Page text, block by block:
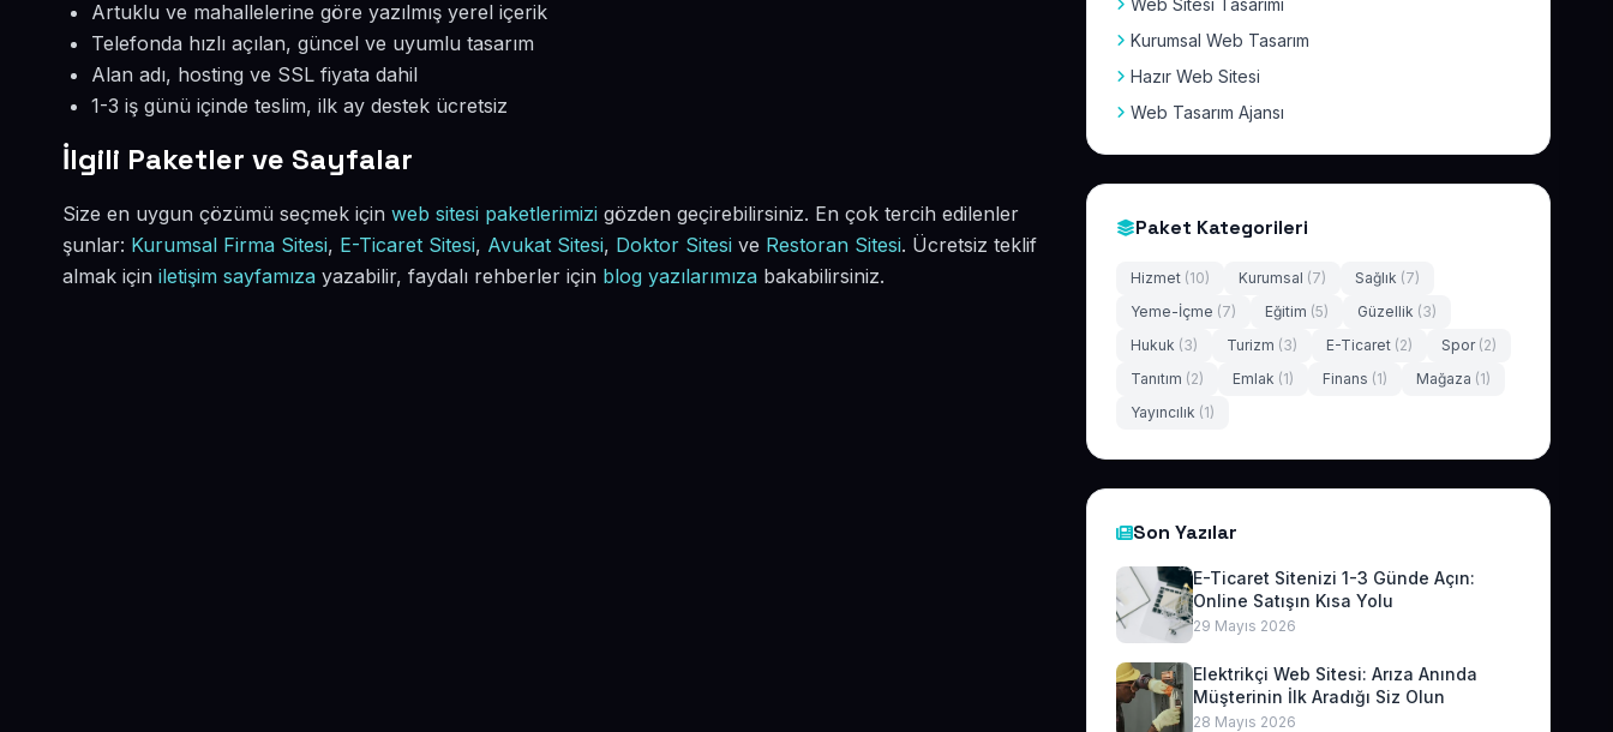
Artuklu ve mahallelerine göre yazılmış yerel içerik
Telefonda hızlı açılan, güncel ve uyumlu tasarım
Alan adı, hosting ve SSL fiyata dahil
1-3 iş günü içinde teslim, ilk ay destek ücretsiz
İlgili Paketler ve Sayfalar
Size en uygun çözümü seçmek için web sitesi paketlerimizi gözden geçirebilirsiniz. En çok tercih edilenler
şunlar: Kurumsal Firma Sitesi, E-Ticaret Sitesi, Avukat Sitesi, Doktor Sitesi ve Restoran Sitesi. Ücretsiz teklif
almak için iletişim sayfamıza yazabilir, faydalı rehberler için blog yazılarımıza bakabilirsiniz.
Web Sitesi Tasarımı
Kurumsal Web Tasarım
Hazır Web Sitesi
Web Tasarım Ajansı
Paket Kategorileri
Hizmet (10) Kurumsal (7) Sağlık (7)
Yeme-İçme (7) Eğitim (5) Güzellik (3)
Hukuk (3) Turizm (3) E-Ticaret (2) Spor (2)
Tanıtım (2) Emlak (1) Finans (1) Mağaza (1)
Yayıncılık (1)
Son Yazılar
E-Ticaret Sitenizi 1-3 Günde Açın:
Online Satışın Kısa Yolu
29 Mayıs 2026
Elektrikçi Web Sitesi: Arıza Anında
Müşterinin İlk Aradığı Siz Olun
28 Mayıs 2026